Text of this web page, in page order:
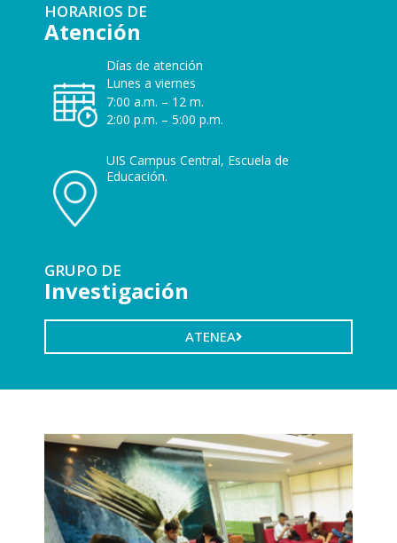
HORARIOS DE
Atención
Días de atención
Lunes a viernes
7:00 a.m. – 12 m.
2:00 p.m. – 5:00 p.m.
UIS Campus Central, Escuela de
Educación.
GRUPO DE
Investigación
ATENEA